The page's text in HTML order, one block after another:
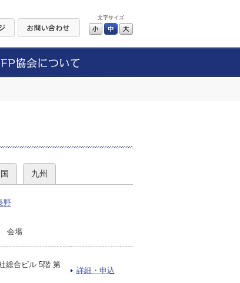
文字サイズ
小 中
九州
野
会場
総合ビル 5階 第
詳細・申込